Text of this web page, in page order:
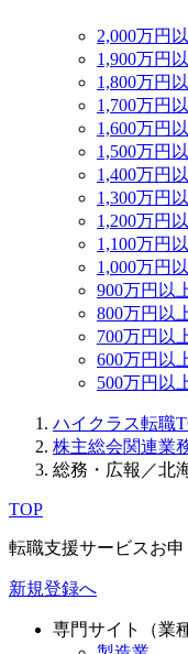
2,000万円
1,900万円
1,800万円
1,700万円
1,600万円
1,500万円
1,400万円
1,300万円
1,200万円
1,100万円
1,000万円
900万円以
800万円以
700万円以
600万円以
500万円以
ハイクラス転職
株主総会関連業
総務・広報／北
TOP
転職支援サービスお申
新規登録へ
専門サイト（業